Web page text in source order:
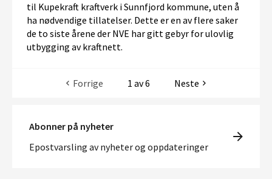
til Kupekraft kraftverk i Sunnfjord kommune, uten å
ha nødvendige tillatelser. Dette er en av flere saker
de to siste årene der NVE har gitt gebyr for ulovlig
utbygging av kraftnett.
Forrige 1 av 6 Neste
Abonner på nyheter
Epostvarsling av nyheter og oppdateringer